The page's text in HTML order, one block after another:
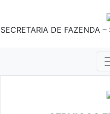
SECRETARIA DE FAZENDA